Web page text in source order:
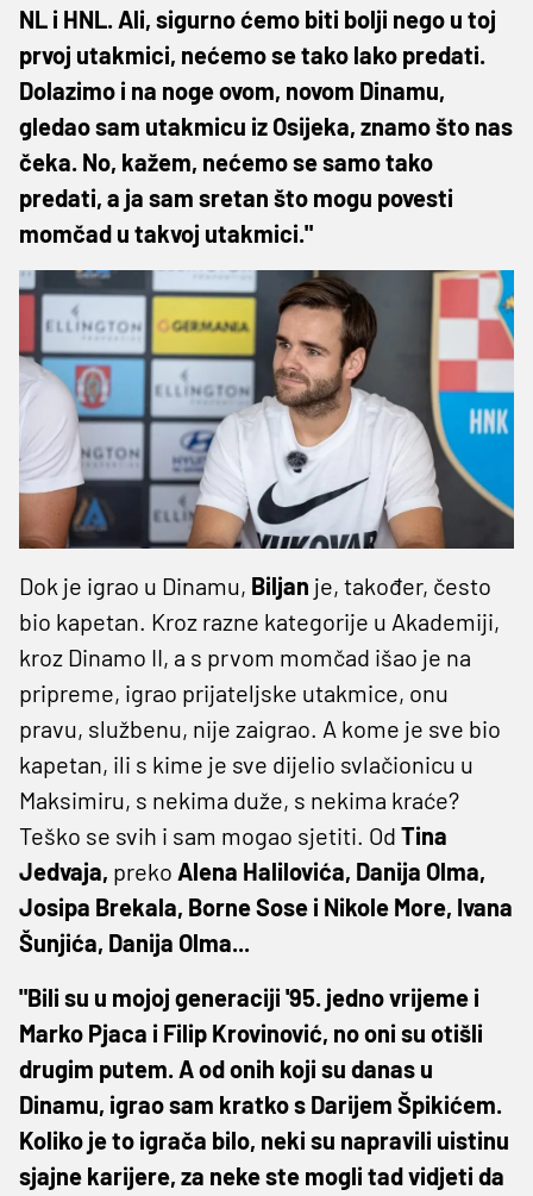
NL i HNL. Ali, sigurno ćemo biti bolji nego u toj
prvoj utakmici, nećemo se tako lako predati.
Dolazimo i na noge ovom, novom Dinamu,
gledao sam utakmicu iz Osijeka, znamo što nas
čeka. No, kažem, nećemo se samo tako
predati, a ja sam sretan što mogu povesti
momčad u takvoj utakmici."
Dok je igrao u Dinamu, Biljan je, također, često
bio kapetan. Kroz razne kategorije u Akademiji,
kroz Dinamo II, a s prvom momčad išao je na
pripreme, igrao prijateljske utakmice, onu
pravu, službenu, nije zaigrao. A kome je sve bio
kapetan, ili s kime je sve dijelio svlačionicu u
Maksimiru, s nekima duže, s nekima kraće?
Teško se svih i sam mogao sjetiti. Od Tina
Jedvaja, preko Alena Halilovića, Danija Olma,
Josipa Brekala, Borne Sose i Nikole More, Ivana
Šunjića, Danija Olma...
"Bili su u mojoj generaciji '95. jedno vrijeme i
Marko Pjaca i Filip Krovinović, no oni su otišli
drugim putem. A od onih koji su danas u
Dinamu, igrao sam kratko s Darijem Špikićem.
Koliko je to igrača bilo, neki su napravili uistinu
sjajne karijere, za neke ste mogli tad vidjeti da